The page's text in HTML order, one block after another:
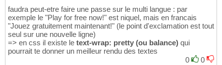
faudra peut-etre faire une passe sur le multi langue : par
exemple le "Play for free now!" est niquel, mais en francais
"Jouez gratuitement maintenant!" (le point d'exclamation est tout
seul sur une nouvelle ligne)
=> en css il existe le text-wrap: pretty (ou balance) qui
pourrait te donner un meilleur rendu des textes
0
0